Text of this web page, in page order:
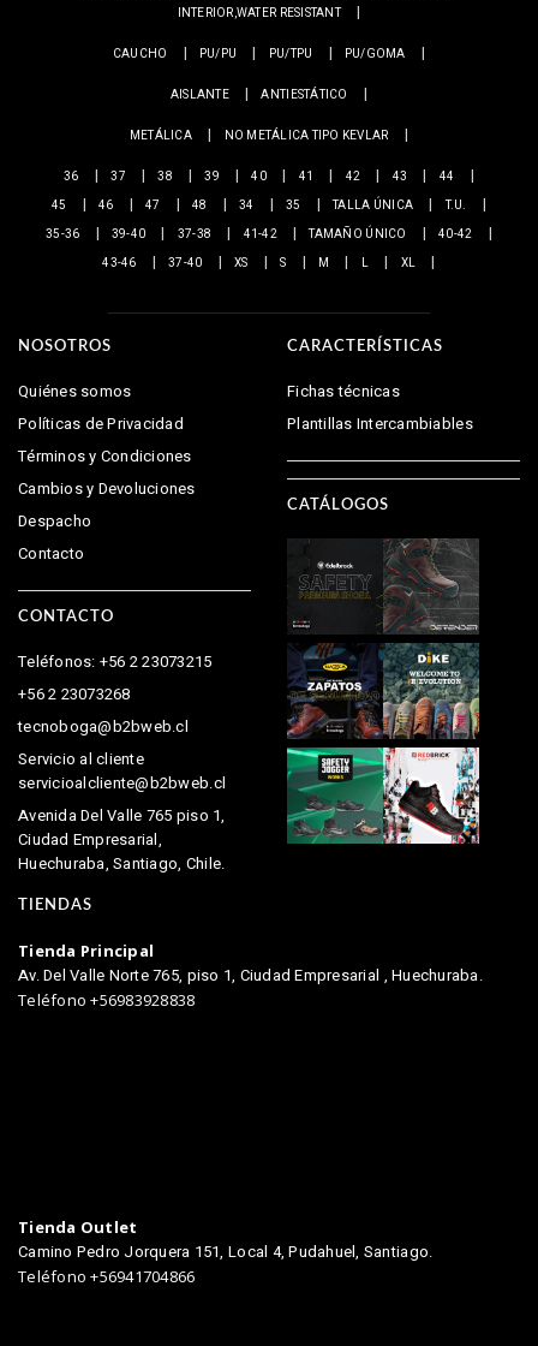
INTERIOR,WATER RESISTANT
CAUCHO PU/PU PU/TPU PU/GOMA
AISLANTE ANTIESTÁTICO
METÁLICA NO METÁLICA TIPO KEVLAR
36 37 38 39 40 41 42 43
44
45
46 47 48 34 35 TALLA ÚNICA
T.U.
35-36
39-40 37-38 41-42 TAMAÑO ÚNICO
40-42
43-46
37-40 XS S M L XL
NOSOTROS
Quiénes somos
Políticas de Privacidad
Términos y Condiciones
Cambios y Devoluciones
Despacho
Contacto
CONTACTO
Teléfonos: +56 2 23073215
+56 2 23073268
tecnoboga@b2bweb.cl
Servicio al cliente
servicioalcliente@b2bweb.cl
Avenida Del Valle 765 piso 1,
Ciudad Empresarial,
Huechuraba, Santiago, Chile.
CARACTERÍSTICAS
Fichas técnicas
Plantillas Intercambiables
CATÁLOGOS
TIENDAS
Tienda Principal
Av. Del Valle Norte 765, piso 1, Ciudad Empresarial , Huechuraba.
Teléfono +56983928838
Tienda Outlet
Camino Pedro Jorquera 151, Local 4, Pudahuel, Santiago.
Teléfono +56941704866